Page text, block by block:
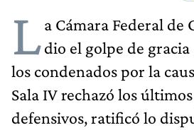
La Cámara Federal de
dio el golpe de
los condenados por la
Sala IV rechazó los
defensivos, ratificó lo